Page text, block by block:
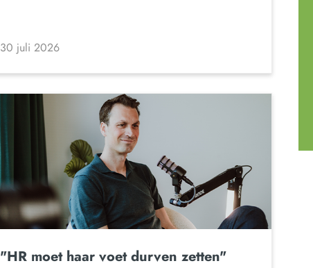
30 juli 2026
"HR moet haar voet durven zetten"